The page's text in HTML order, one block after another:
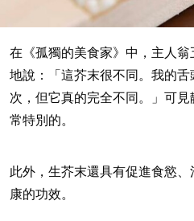
在《孤獨的美食家》中，主人
地說：「這芥末很不同。我的
次，但它真的完全不同。」可
常特別的。
此外，生芥末還具有促進食慾
康的功效。